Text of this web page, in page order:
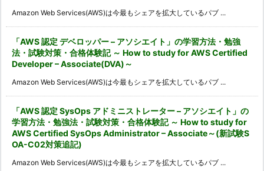
Amazon Web Services(AWS)は今最もシェアを拡大しているパブ ...
「AWS 認定 デベロッパー – アソシエイト」の学習方法・勉強
法・試験対策・合格体験記 ～ How to study for AWS Certified
Developer – Associate(DVA)～
Amazon Web Services(AWS)は今最もシェアを拡大しているパブ ...
「AWS 認定 SysOps アドミニストレーター – アソシエイト」の
学習方法・勉強法・試験対策・合格体験記 ～ How to study for
AWS Certified SysOps Administrator – Associate～(新試験S
OA-C02対策追記)
Amazon Web Services(AWS)は今最もシェアを拡大しているパブ ...